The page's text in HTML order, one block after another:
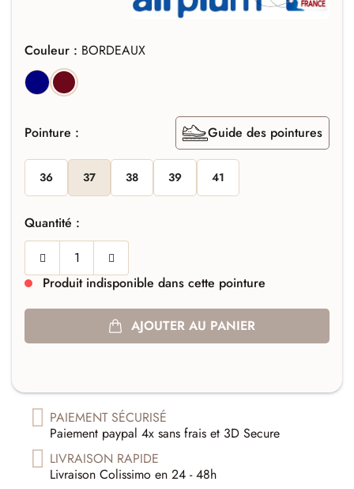
Couleur : BORDEAUX
MARINEBORDEAUX
Pointure : Guide des pointures
36 37 38 39 41
Quantité :
Produit indisponible dans cette pointure
AJOUTER AU PANIER
PAIEMENT SÉCURISÉ
Paiement paypal 4x sans frais et 3D Secure
LIVRAISON RAPIDE
Livraison Colissimo en 24 - 48h